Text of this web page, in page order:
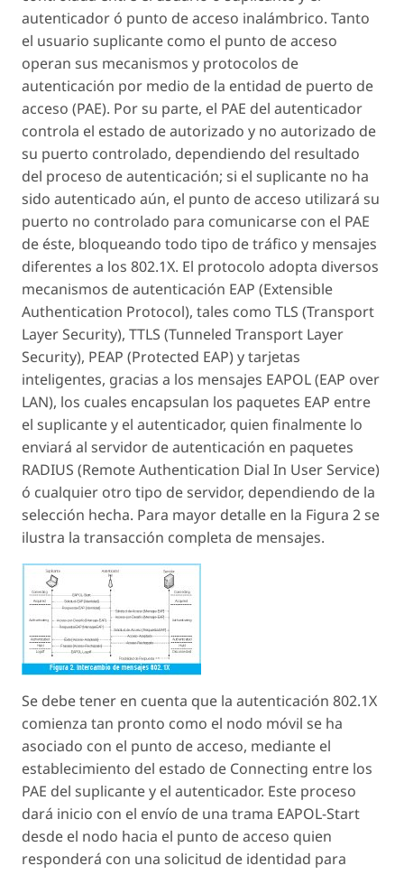
autenticador ó punto de acceso inalámbrico. Tanto
el usuario suplicante como el punto de acceso
operan sus mecanismos y protocolos de
autenticación por medio de la entidad de puerto de
acceso (PAE). Por su parte, el PAE del autenticador
controla el estado de autorizado y no autorizado de
su puerto controlado, dependiendo del resultado
del proceso de autenticación; si el suplicante no ha
sido autenticado aún, el punto de acceso utilizará su
puerto no controlado para comunicarse con el PAE
de éste, bloqueando todo tipo de tráfico y mensajes
diferentes a los 802.1X. El protocolo adopta diversos
mecanismos de autenticación EAP (Extensible
Authentication Protocol), tales como TLS (Transport
Layer Security), TTLS (Tunneled Transport Layer
Security), PEAP (Protected EAP) y tarjetas
inteligentes, gracias a los mensajes EAPOL (EAP over
LAN), los cuales encapsulan los paquetes EAP entre
el suplicante y el autenticador, quien finalmente lo
enviará al servidor de autenticación en paquetes
RADIUS (Remote Authentication Dial In User Service)
ó cualquier otro tipo de servidor, dependiendo de la
selección hecha. Para mayor detalle en la Figura 2 se
ilustra la transacción completa de mensajes.
Se debe tener en cuenta que la autenticación 802.1X
comienza tan pronto como el nodo móvil se ha
asociado con el punto de acceso, mediante el
establecimiento del estado de Connecting entre los
PAE del suplicante y el autenticador. Este proceso
dará inicio con el envío de una trama EAPOL-Start
desde el nodo hacia el punto de acceso quien
responderá con una solicitud de identidad para